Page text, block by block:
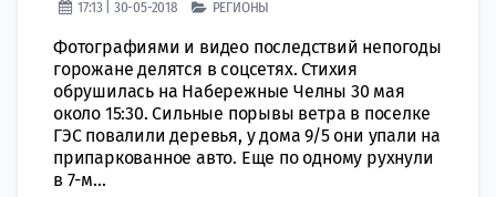
17:13 | 30-05-2018 РЕГИОНЫ
Фотографиями и видео последствий непогоды
горожане делятся в соцсетях. Стихия
обрушилась на Набережные Челны 30 мая
около 15:30. Сильные порывы ветра в поселке
ГЭС повалили деревья, у дома 9/5 они упали на
припаркованное авто. Еще по одному рухнули
в 7-м...